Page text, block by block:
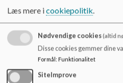
i
Dokumenter
Læsepolitik 2025.pdf
Læs mere icookiepolitik.
Nødvendige cookies(altid
Disse cookies gemmer dine
Formål: Funktionalitet
SiteImprove